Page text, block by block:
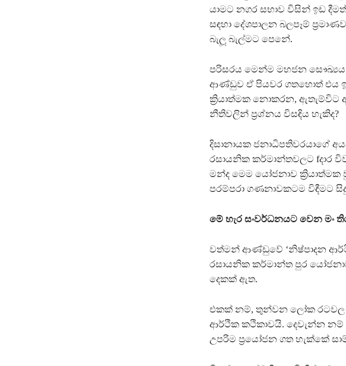
යාමට නගර සභාව විසින් ඉඩ
සඳහා දේශපාලන බලපෑම්
බැලූ බැල්මට පෙනේ.
පරිසරය මෙන්ම මහජන සෞඛ්‍යය
ආණ්ඩුව ඒ පියවර ගතහොත් එය
ක්‍රියාත්මක නොකරන, ඇතැම්විට
නීතිවලින් ප්‍රශ්නය විසඳිය හැකිද?
දිසානායක ජනාධිපතිවරයාගේ
රසායනික කර්මාන්තවලට fදාර
මන්ද මෙම යෝජනාව
පරම්පරා ගණනාවකටම විඳීමට
මේ හැර සංවර්ධනයට වෙන මං
වත්මන් ආණ්ඩුවේ ‘නිෂ්පාදන
රසායනික කර්මාන්ත පුර
දෙකක් ඇත.
එකක් නම්, තුන්වන ලෝක රටවල
ආර්ථික කථිකාවයි. දෙවැන්න
උපරිම ප්‍රයෝජන ගත හැක්කේ